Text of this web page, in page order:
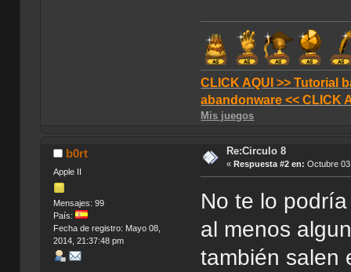
CLICK AQUI >> Tutorial
abandonware << CLICK
Mis juegos
b0rt
Apple II
Mensajes: 99
País:
Fecha de registro: Mayo 08,
2014, 21:37:48 pm
Re:Circulo 8
« Respuesta #2 en: Octubre
No te lo
al menos
también salen